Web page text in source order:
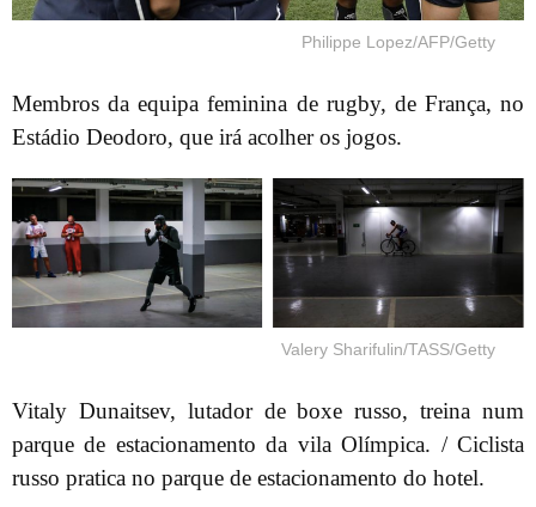
Philippe Lopez/AFP/Getty
Membros da equipa feminina de rugby, de França, no
Estádio Deodoro, que irá acolher os jogos.
Valery Sharifulin/TASS/Getty
Vitaly Dunaitsev, lutador de boxe russo, treina num
parque de estacionamento da vila Olímpica. / Ciclista
russo pratica no parque de estacionamento do hotel.